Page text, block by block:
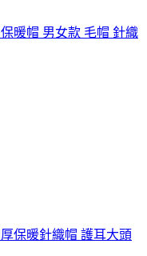
暖帽 男女款 毛帽 針織
保暖針織帽 護耳大頭